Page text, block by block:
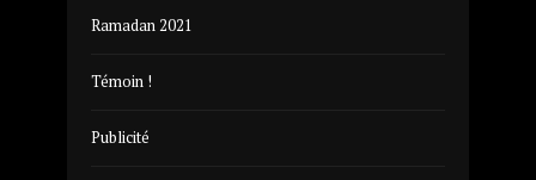
Ramadan 2021
Témoin !
Publicité